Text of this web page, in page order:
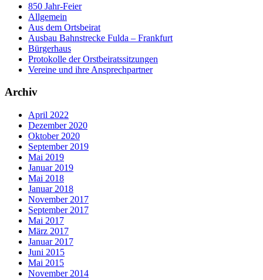
850 Jahr-Feier
Allgemein
Aus dem Ortsbeirat
Ausbau Bahnstrecke Fulda – Frankfurt
Bürgerhaus
Protokolle der Orstbeiratssitzungen
Vereine und ihre Ansprechpartner
Archiv
April 2022
Dezember 2020
Oktober 2020
September 2019
Mai 2019
Januar 2019
Mai 2018
Januar 2018
November 2017
September 2017
Mai 2017
März 2017
Januar 2017
Juni 2015
Mai 2015
November 2014